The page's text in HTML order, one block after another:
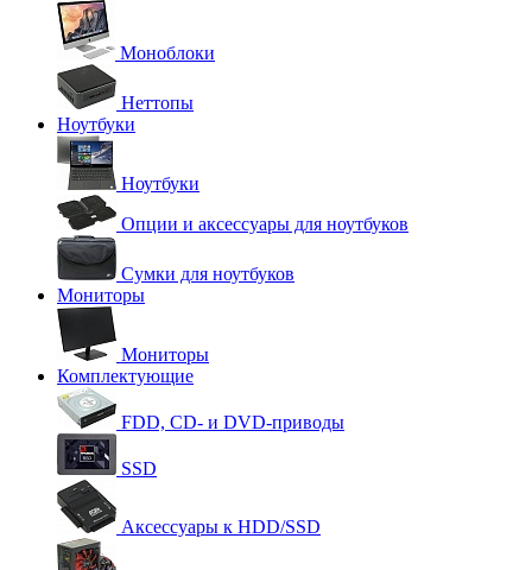
Моноблоки
Неттопы
Ноутбуки
Ноутбуки
Опции и аксессуары для ноутбуков
Сумки для ноутбуков
Мониторы
Мониторы
Комплектующие
FDD, CD- и DVD-приводы
SSD
Аксессуары к HDD/SSD